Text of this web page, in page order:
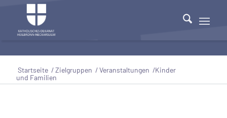
Startseite /Zielgruppen /Veranstaltungen /Kinder
und Familien